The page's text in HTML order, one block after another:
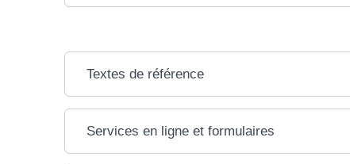
Textes de référence
Services en ligne et formulaires